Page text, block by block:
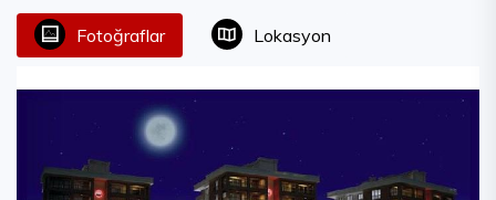
Fotoğraflar Lokasyon